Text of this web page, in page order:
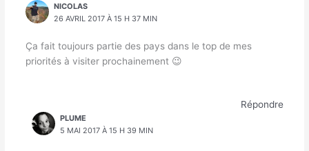
NICOLAS
26 AVRIL 2017 À 15 H 37 MIN
Ça fait toujours partie des pays dans le top de mes
priorités à visiter prochainement 😉
Répondre
PLUME
5 MAI 2017 À 15 H 39 MIN